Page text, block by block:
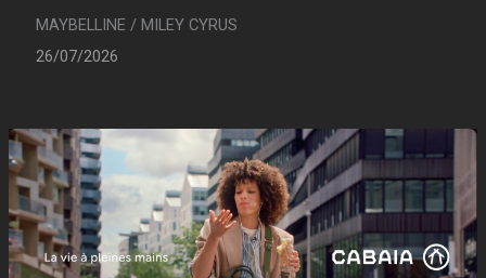
MAYBELLINE / MILEY CYRUS
26/07/2026